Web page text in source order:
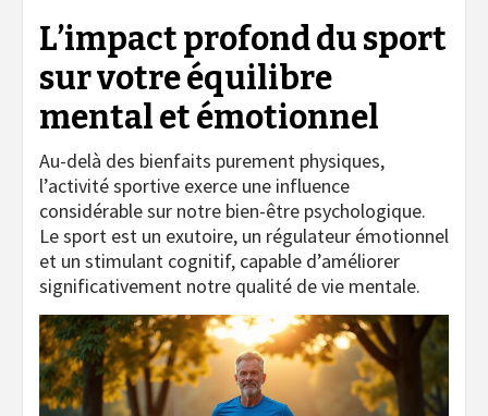
L’impact profond du sport
sur votre équilibre
mental et émotionnel
Au-delà des bienfaits purement physiques,
l’activité sportive exerce une influence
considérable sur notre bien-être psychologique.
Le sport est un exutoire, un régulateur émotionnel
et un stimulant cognitif, capable d’améliorer
significativement notre qualité de vie mentale.